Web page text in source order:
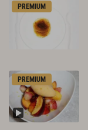
PREMIUM
PREMIUM